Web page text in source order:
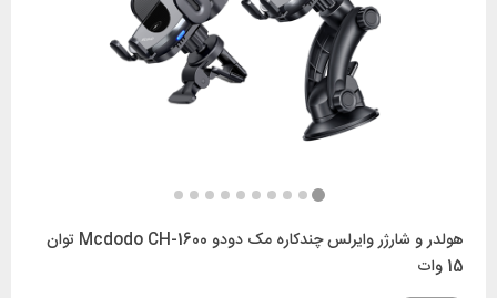
هولدر و شارژر وایرلس چندکاره مک دودو Mcdodo CH-1600 توان
15 وات